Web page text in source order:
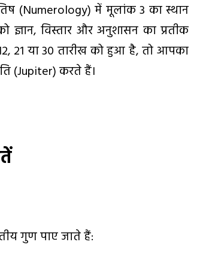
(Numerology) में मूलांक 3 का स्थान
विस्तार और अनुशासन का प्रतीक
21 या 30 तारीख को हुआ है, तो आपका
(Jupiter) करते हैं।
गुण पाए जाते हैं: